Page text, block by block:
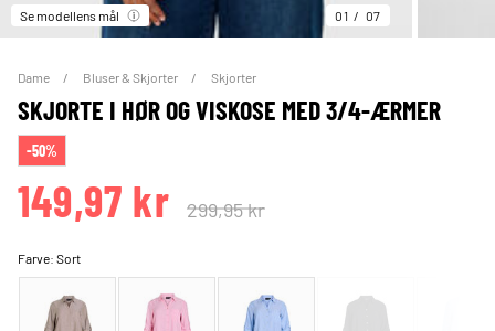
Se modellens mål 01 07
Dame Bluser & Skjorter Skjorter
SKJORTE I HØR OG VISKOSE MED 3/4-ÆRMER
-50%
149,97 kr 299,95 kr
Farve:Sort